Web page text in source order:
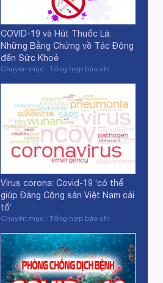
COVID-19 và Hút Thuốc Lá:
Những Bằng Chứng về Tác Động
đến Sức Khoẻ
Chuyên mục : Tổng hợp báo chí
Virus corona: Covid-19 ‘có thể
giúp Đảng Cộng sản Việt Nam cải
tổ’
Chuyên mục : Tổng hợp báo chí